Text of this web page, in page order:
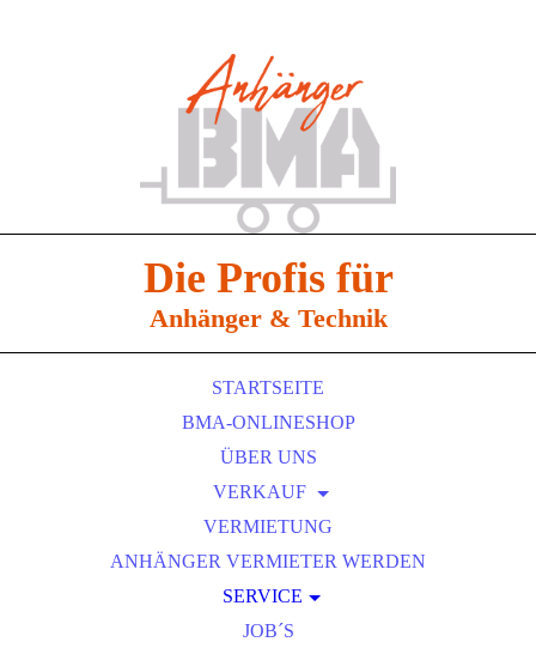
Die Profis für
Anhänger & Technik
STARTSEITE
BMA-ONLINESHOP
ÜBER UNS
VERKAUF
EDUARD ANHÄNGER
HAPERT ANHÄNGER
BMA TRAILER
BMA PLANEN & SPRIEGEL
VERMIETUNG
ANHÄNGER VERMIETER WERDEN
SERVICE
REPARATUR
JOB´S